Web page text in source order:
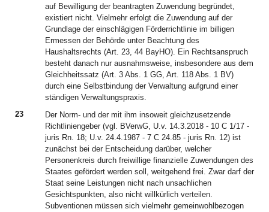
auf Bewilligung der beantragten Zuwendung begründet,
existiert nicht. Vielmehr erfolgt die Zuwendung auf der
Grundlage der einschlägigen Förderrichtlinie im billigen
Ermessen der Behörde unter Beachtung des
Haushaltsrechts (Art. 23, 44 BayHO). Ein Rechtsanspruch
besteht danach nur ausnahmsweise, insbesondere aus dem
Gleichheitssatz (Art. 3 Abs. 1 GG, Art. 118 Abs. 1 BV)
durch eine Selbstbindung der Verwaltung aufgrund einer
ständigen Verwaltungspraxis.
23
Der Norm- und der mit ihm insoweit gleichzusetzende
Richtliniengeber (vgl. BVerwG, U.v. 14.3.2018 - 10 C 1/17 -
juris Rn. 18; U.v. 24.4.1987 - 7 C 24.85 - juris Rn. 12) ist
zunächst bei der Entscheidung darüber, welcher
Personenkreis durch freiwillige finanzielle Zuwendungen des
Staates gefördert werden soll, weitgehend frei. Zwar darf der
Staat seine Leistungen nicht nach unsachlichen
Gesichtspunkten, also nicht willkürlich verteilen.
Subventionen müssen sich vielmehr gemeinwohlbezogen